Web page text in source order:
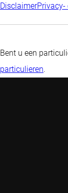
DisclaimerPrivacy-
Bent u een
particulieren.